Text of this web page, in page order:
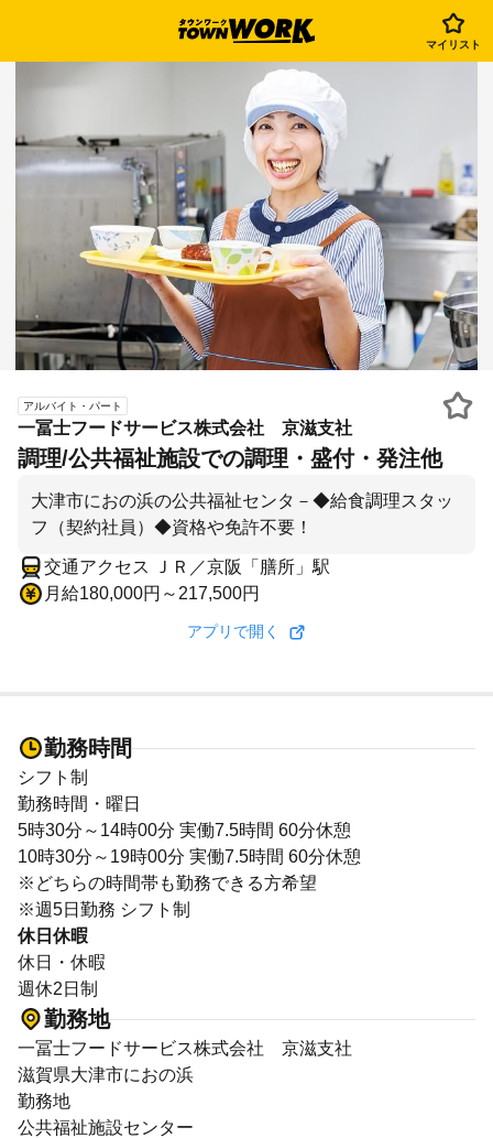
マイリスト
アルバイト・パート
一冨士フードサービス株式会社 京滋支社
調理/公共福祉施設での調理・盛付・発注他
大津市におの浜の公共福祉センタ－◆給食調理スタッ
フ（契約社員）◆資格や免許不要！
交通アクセス ＪＲ／京阪「膳所」駅
月給180,000円～217,500円
アプリで開く
勤務時間
シフト制
勤務時間・曜日
5時30分～14時00分 実働7.5時間 60分休憩
10時30分～19時00分 実働7.5時間 60分休憩
※どちらの時間帯も勤務できる方希望
※週5日勤務 シフト制
休日休暇
休日・休暇
週休2日制
勤務地
一冨士フードサービス株式会社 京滋支社
滋賀県大津市におの浜
勤務地
公共福祉施設センター